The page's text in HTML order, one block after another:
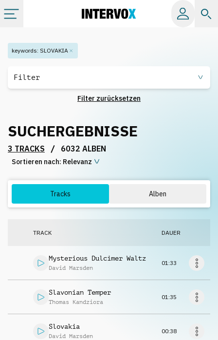
Kategorien
Playlists
Lizenzen
keywords: SLOVAKIA
Filter
Filter zurücksetzen
SUCHERGEBNISSE
3 TRACKS / 6032 ALBEN
Sortieren nach: Relevanz
Tracks Alben
TRACK DAUER
Mysterious Dulcimer Waltz
David Marsden
01:33
Slavonian Temper
Thomas Kandziora
01:35
Slovakia
David Marsden
00:38